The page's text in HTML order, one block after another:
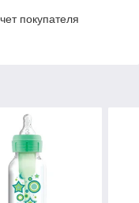
покупателя